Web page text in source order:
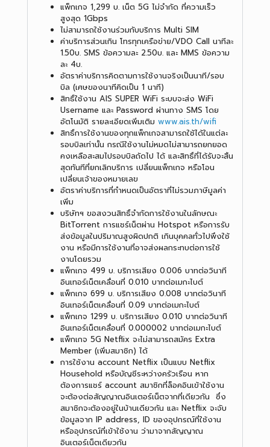
แพ็กเกจ 1,299 บ. เน็ต 5G ไม่จำกัด ที่ความเร็ว
สูงสุด 1Gbps
ไม่สามารถใช้งานร่วมกับบริการ Multi SIM
ค่าบริการส่วนเกิน โทรทุกเครือข่าย/VDO Call นาทีละ
1.50บ. SMS ข้อความละ 2.50บ. และ MMS ข้อความ
ละ 4บ.
อัตราค่าบริการคิดตามการใช้งานจริงเป็นนาที/รอบ
บิล (เศษของนาทีคิดเป็น 1 นาที)
สิทธิ์ใช้งาน AIS SUPER WiFi ระบบจะส่ง WiFi
Username และ Password ผ่านทาง SMS โดย
อัตโนมัติ รายละเอียดเพิ่มเติม www.ais.th/wifi
สิทธิ์การใช้งานของทุกแพ็กเกจสามารถใช้ได้ในแต่ละ
รอบบิลเท่านั้น กรณีใช้งานไม่หมดไม่สามารถยกยอด
คงเหลือสะสมไปรอบบิลถัดไป ได้ และสิทธิ์ที่ได้รับจะสิ้น
สุดทันทีที่ยกเลิกบริการ เปลี่ยนแพ็กเกจ หรือโอน
เปลี่ยนเจ้าของหมายเลข
อัตราค่าบริการที่กำหนดเป็นอัตราที่ไม่รวมภาษีมูลค่า
เพิ่ม
บริษัทฯ ขอสงวนสิทธิ์จำกัดการใช้งานในลักษณะ
BitTorrent การแชร์เน็ตผ่าน Hotspot หรือการรับ
ส่งข้อมูลในปริมาณสูงผิดปกติ เกินบุคคลทั่วไปพึงใช้
งาน หรือมีการใช้งานที่อาจส่งผลกระทบต่อการใช้
งานโดยรวม
แพ็กเกจ 499 บ. บริการเสียง 0.006 บาทต่อวินาที
อินเทอร์เน็ตเคลื่อนที่ 0.010 บาทต่อเมกะไบต์
แพ็กเกจ 699 บ. บริการเสียง 0.008 บาทต่อวินาที
อินเทอร์เน็ตเคลื่อนที่ 0.09 บาทต่อเมกะไบต์
แพ็กเกจ 1299 บ. บริการเสียง 0.010 บาทต่อวินาที
อินเทอร์เน็ตเคลื่อนที่ 0.000002 บาทต่อเมกะไบต์
แพ็กเกจ 5G Netflix จะไม่สามารถสมัคร Extra
Member (เพิ่มสมาชิก) ได้
การใช้งาน account Netflix เป็นแบบ Netflix
Household หรือบัญชีระหว่างครัวเรือน หาก
ต้องการแชร์ account สมาชิกที่ล็อคอินเข้าใช้งาน
จะต้องต่อสัญญาณอินเตอร์เน็ตจากที่เดียวกัน ซึ่ง
สมาชิกจะต้องอยู่ในบ้านเดียวกัน และ Netflix จะจับ
ข้อมูลจาก IP address, ID ของอุปกรณ์ที่ใช้งาน
หรืออุปกรณ์ที่เข้าใช้งาน ว่ามาจากสัญญาณ
อินเตอร์เน็ตเดียวกัน